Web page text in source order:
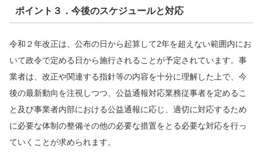
ポイント３．今後のスケジュールと対応
令和２年改正は、公布の日から起算して2年を超えない範囲内にお
いて政令で定める日から施行されることが予定されています。事
業者は、改正や関連する指針等の内容を十分に理解した上で、今
後の最新動向を注視しつつ、公益通報対応業務従事者を定めるこ
と及び事業者内部における公益通報に応じ、適切に対応するため
に必要な体制の整備その他の必要な措置をとる必要な対応を行っ
ていくことが求められます。